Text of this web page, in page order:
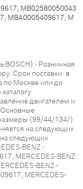
MB02580050043
MBA0005409617; M
BOSCH) - Розничная
Срок поставки: в
по Москве или до
двигателем и
Основные
размеры (99/44/134/)
на следующих
следующих
BENZ -
MERCEDES-BENZ
BENZ -
MERCEDES-